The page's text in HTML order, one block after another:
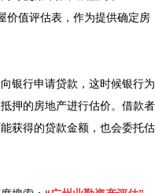
价值评估表，作为提供确定房
银行申请贷款，这时候银行为
押的房地产进行估价。借款者
获得的贷款金额，也会委托估